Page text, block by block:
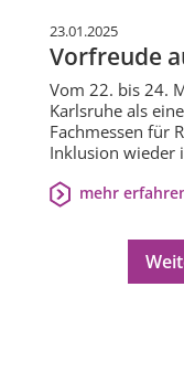
23.01.2025
Vorfreude
Vom 22. bis 24.
Karlsruhe als
Fachmessen für
Inklusion wieder
mehr